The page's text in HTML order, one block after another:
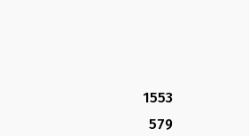
1553
579